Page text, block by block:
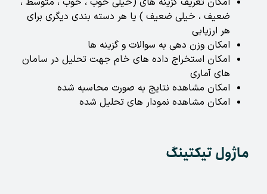
ضعیف ، خیلی ضعیف ) یا هر دسته بندی دیگری برای
هر ارزیابی
امکان وزن دهی به سوالات و گزینه ها
امکان استخراج داده های خام جهت تحلیل در سامان
های آماری
امکان مشاهده نتایج به صورت محاسبه شده
امکان مشاهده نمودار های تحلیل شده
ماژول تیکتینگ